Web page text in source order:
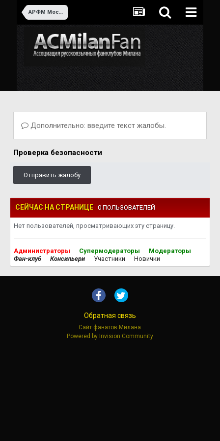
АРФМ Москва
Дополнительно: введите текст жалобы.
Проверка безопасности
Отправить жалобу
СЕЙЧАС НА СТРАНИЦЕ 0 ПОЛЬЗОВАТЕЛЕЙ
Нет пользователей, просматривающих эту страницу.
Администраторы Супермодераторы
Модераторы
Фан-клуб
Консильери Участники Новички
Обратная связь
Сайт фанатов Милана
Powered by Invision Community